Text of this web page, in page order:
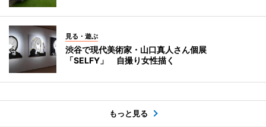
見る・遊ぶ
渋谷で現代美術家・山口真人さん個展
「SELFY」 自撮り女性描く
もっと見る